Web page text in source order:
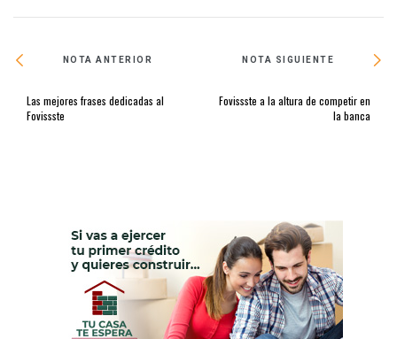
NOTA ANTERIOR
Las mejores frases dedicadas al
Fovissste
NOTA SIGUIENTE
Fovissste a la altura de competir en
la banca